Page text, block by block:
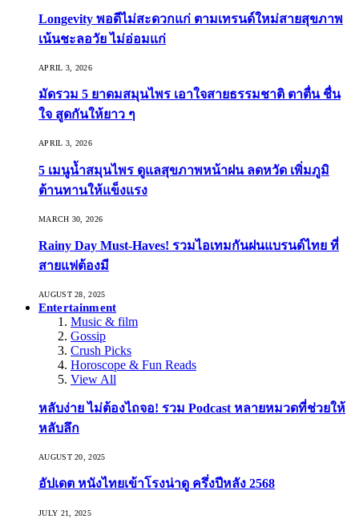
Longevity พอดีไม่สะดวกแก่ ตามเทรนด์ใหม่สายสุขภาพ
เน้นชะลอวัย ไม่อ่อมแก่
APRIL 3, 2026
มัดรวม 5 ยาดมสมุนไพร เอาใจสายธรรมชาติ ตาตื่น ชื่น
ใจ สูดกันให้ยาว ๆ
APRIL 3, 2026
5 เมนูน้ำสมุนไพร ดูแลสุขภาพหน้าฝน ลดหวัด เพิ่มภูมิ
ต้านทานให้แข็งแรง
MARCH 30, 2026
Rainy Day Must-Haves! รวมไอเทมกันฝนแบรนด์ไทย ที่
สายแฟต้องมี
AUGUST 28, 2025
Entertainment
Music & film
Gossip
Crush Picks
Horoscope & Fun Reads
View All
หลับง่าย ไม่ต้องไถจอ! รวม Podcast หลายหมวดที่ช่วยให้
หลับลึก
AUGUST 20, 2025
อัปเดต หนังไทยเข้าโรงน่าดู ครึ่งปีหลัง 2568
JULY 21, 2025